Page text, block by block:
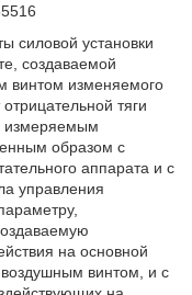
силовой установки
создаваемой
винтом изменяемого
тяги
измеряемым
образом с
аппарата и с
управления
на основной
винтом, и с